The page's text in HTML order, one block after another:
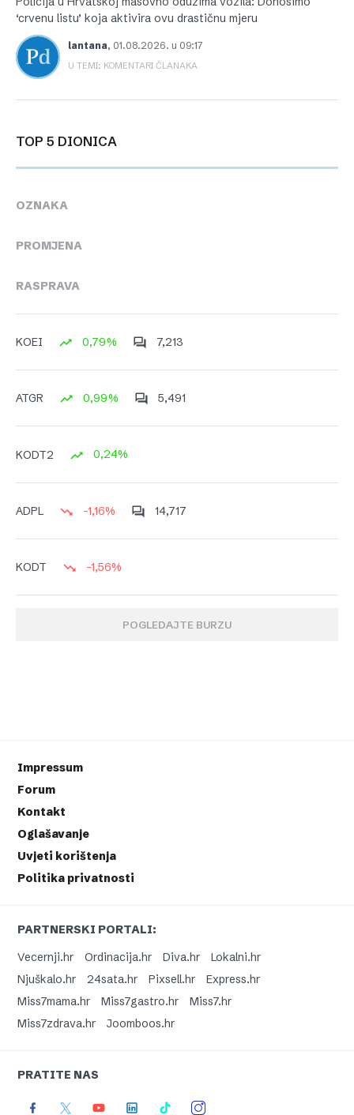
‘crvenu listu’ koja aktivira ovu drastičnu mjeru
lantana, 01.08.2026. u 09:17
U TEMI: KOMENTARI ČLANAKA
TOP 5 DIONICA
OZNAKA
PROMJENA
RASPRAVA
KOEI 0,79% 7,213
ATGR 0,99% 5,491
KODT2 0,24%
ADPL -1,16% 14,717
KODT -1,56%
POGLEDAJTE BURZU
Impressum
Forum
Kontakt
Oglašavanje
Uvjeti korištenja
Politika privatnosti
PARTNERSKI PORTALI:
Vecernji.hr
Ordinacija.hr Diva.hr
Lokalni.hr
Njuškalo.hr
24sata.hr Pixsell.hr
Express.hr
Miss7mama.hr
Miss7gastro.hr
Miss7.hr
Miss7zdrava.hr
Joomboos.hr
PRATITE NAS